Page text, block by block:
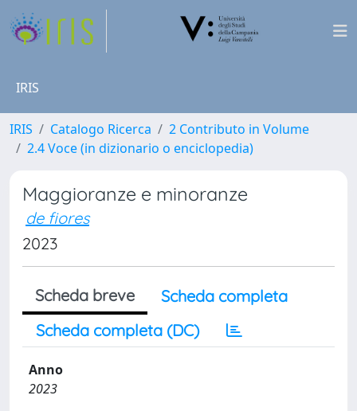
IRIS
IRIS Catalogo Ricerca
2 Contributo in Volume
2.4 Voce (in dizionario o enciclopedia)
Maggioranze e minoranze
de fiores
2023
Scheda breve
Scheda completa
Scheda completa (DC)
Anno
2023